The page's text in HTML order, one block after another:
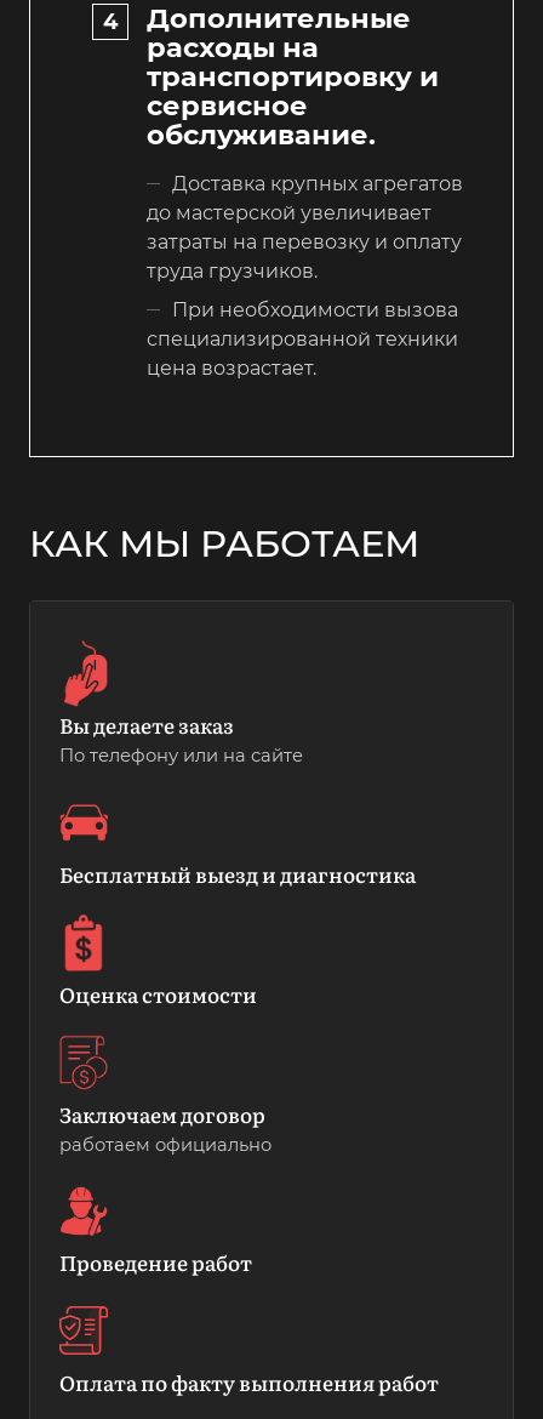
Дополнительные
расходы на
транспортировку и
сервисное
обслуживание.
Доставка крупных агрегатов
до мастерской увеличивает
затраты на перевозку и оплату
труда грузчиков.
При необходимости вызова
специализированной техники
цена возрастает.
КАК МЫ РАБОТАЕМ
Вы делаете заказ
По телефону или на сайте
Бесплатный выезд и диагностика
Оценка стоимости
Заключаем договор
работаем официально
Проведение работ
Оплата по факту выполнения работ